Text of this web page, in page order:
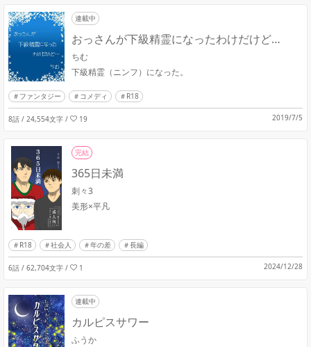
連載中
おっさんが下級精霊になったわけだけど…
ちむ
下級精霊（ニンフ）になった。
ファンタジー コメディ R18
8話 / 24,554文字 / 19 2019/7/5
完結
365日未満
刺々3
美形×平凡
R18 社会人 年の差 長編
6話 / 62,704文字 / 1 2024/12/28
連載中
カルピスサワー
ふうか